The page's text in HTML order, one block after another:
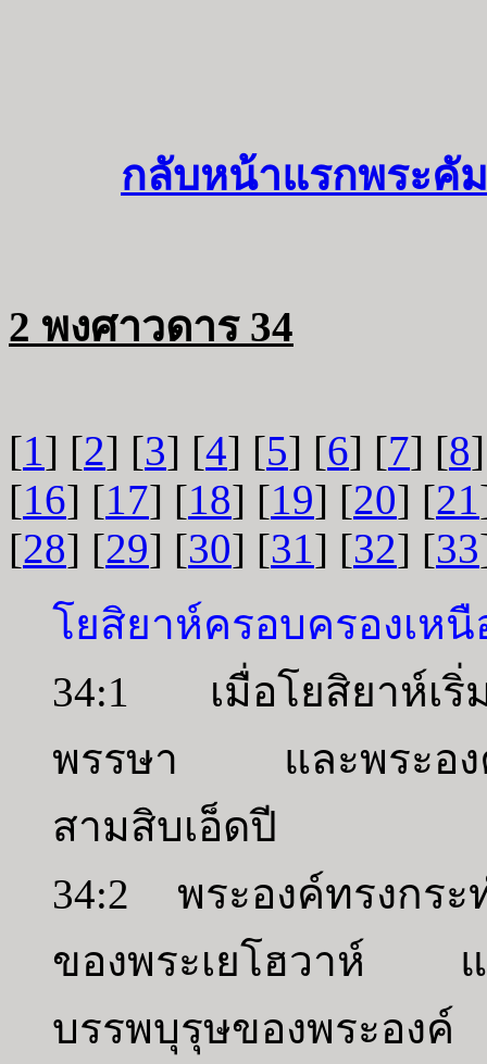
กลับหน้าแรกพระคั
2 พงศาวดาร 34
[1] [2] [3] [4] [5] [6] [7] [8
[16] [17] [18] [19] [20] [21
[28] [29] [30] [31] [32] [33
โยสิยาห์ครอบครองเห
34:1 เมื่อโยสิยาห์เริ่
พรรษา และพระองค์
สามสิบเอ็ดปี
34:2 พระองค์ทรงกระ
ของพระเยโฮวาห์ แ
บรรพบุรุษของพระองค์